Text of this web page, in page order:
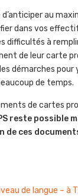
d’anticiper au
dans vos
difficultés à
de leur carte
démarches
de temps.
de cartes
reste possible
de ces
de langue – à